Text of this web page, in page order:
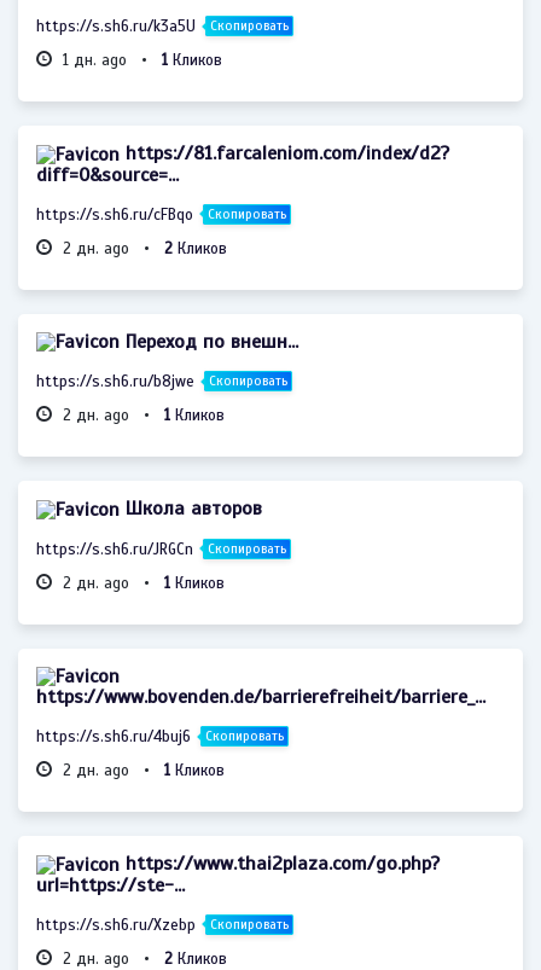
https://s.sh6.ru/k3a5U Скопировать
1 дн. ago • 1 Кликов
https://81.farcaleniom.com/index/d2?
diff=0&source=...
https://s.sh6.ru/cFBqo Скопировать
2 дн. ago • 2 Кликов
Переход по внешн...
https://s.sh6.ru/b8jwe Скопировать
2 дн. ago • 1 Кликов
Школа авторов
https://s.sh6.ru/JRGCn Скопировать
2 дн. ago • 1 Кликов
https://www.bovenden.de/barrierefreiheit/barriere_...
https://s.sh6.ru/4buj6 Скопировать
2 дн. ago • 1 Кликов
https://www.thai2plaza.com/go.php?
url=https://ste-...
https://s.sh6.ru/Xzebp Скопировать
2 дн. ago • 2 Кликов